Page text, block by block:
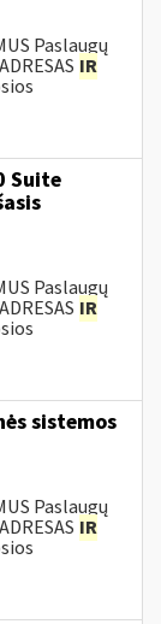
Paslaugų
IR
Suite
Paslaugų
IR
sistemos
Paslaugų
IR